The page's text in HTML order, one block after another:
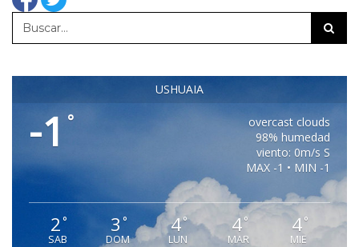
USHUAIA
-1 °
overcast clouds
98% humedad
viento: 0m/s S
MAX -1 • MIN -1
2°
SAB
3 °
DOM
4°
LUN
4°
MAR
4°
MIE